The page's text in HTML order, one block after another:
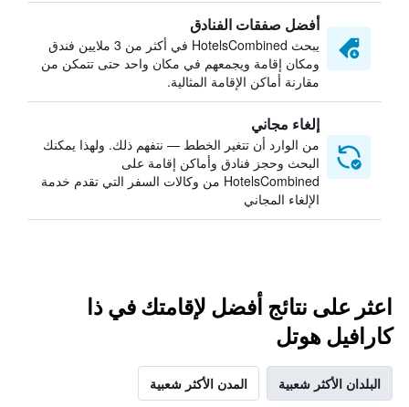
أفضل صفقات الفنادق
يبحث HotelsCombined في أكثر من 3 ملايين فندق
ومكان إقامة ويجمعهم في مكان واحد حتى تتمكن من
مقارنة أماكن الإقامة المثالية.
إلغاء مجاني
من الوارد أن تتغير الخطط — نتفهم ذلك. ولهذا يمكنك
البحث وحجز فنادق وأماكن إقامة على
HotelsCombined من وكالات السفر التي تقدم خدمة
الإلغاء المجاني
اعثر على نتائج أفضل لإقامتك في ذا
كارافيل هوتل
البلدان الأكثر شعبية المدن الأكثر شعبية